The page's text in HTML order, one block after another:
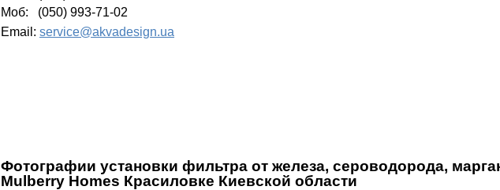
Моб: (050) 993-71-02
Email: service@akvadesign.ua
Фотографии установки фильтра от железа, сероводорода,
Mulberry Homes Красиловке Киевской области